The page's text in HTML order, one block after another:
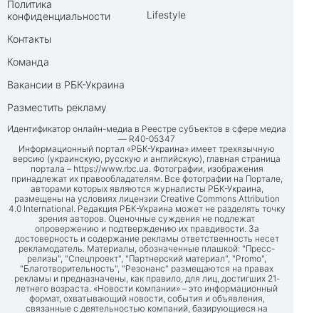
Политика
конфиденциальности
Контакты
Команда
Вакансии в РБК-Украина
Разместить рекламу
Lifestyle
Идентификатор онлайн-медиа в Реестре субъектов в сфере медиа
— R40-05347
Информационный портал «РБК-Украина» имеет трехязычную
версию (украинскую, русскую и английскую), главная страница
портала – https://www.rbc.ua. Фотографии, изображения
принадлежат их правообладателям. Все фотографии на Портале,
авторами которых являются журналисты РБК-Украина,
размещены на условиях лицензии Creative Commons Attribution
4.0 International. Редакция РБК-Украина может не разделять точку
зрения авторов. Оценочные суждения не подлежат
опровержению и подтверждению их правдивости. За
достоверность и содержание рекламы ответственность несет
рекламодатель. Материалы, обозначенные плашкой: "Пресс-
релизы", "Спецпроект", "Партнерский материал", "Promo",
"Благотворительность", "Резонанс" размещаются на правах
рекламы и предназначены, как правило, для лиц, достигших 21-
летнего возраста. «Новости компании» – это информационный
формат, охватывающий новости, события и объявления,
связанные с деятельностью компаний, базирующиеся на